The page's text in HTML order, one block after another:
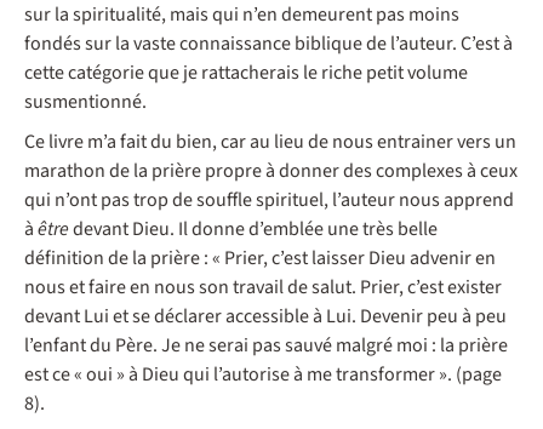
sur la spiritualité, mais qui n’en demeurent pas moins
fondés sur la vaste connaissance biblique de l’auteur. C’est à
cette catégorie que je rattacherais le riche petit volume
susmentionné.
Ce livre m’a fait du bien, car au lieu de nous entrainer vers un
marathon de la prière propre à donner des complexes à ceux
qui n’ont pas trop de souffle spirituel, l’auteur nous apprend
àêtredevant Dieu. Il donne d’emblée une très belle
définition de la prière : « Prier, c’est laisser Dieu advenir en
nous et faire en nous son travail de salut. Prier, c’est exister
devant Lui et se déclarer accessible à Lui. Devenir peu à peu
l’enfant du Père. Je ne serai pas sauvé malgré moi : la prière
est ce « oui » à Dieu qui l’autorise à me transformer ». (page
8).